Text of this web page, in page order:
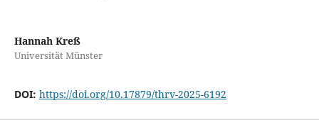
Hannah Kreß
Universität Münster
DOI: https://doi.org/10.17879/thrv-2025-6192